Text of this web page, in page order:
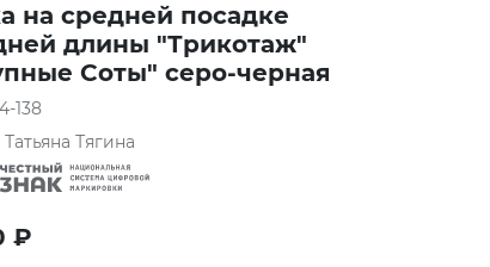
на средней посадке
длины "Трикотаж"
Соты" серо-черная
138
Татьяна Тягина
₽